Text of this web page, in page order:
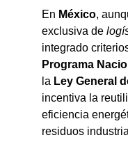
En México,
exclusiva de
integrado
Programa
la Ley General
incentiva la
eficiencia
residuos